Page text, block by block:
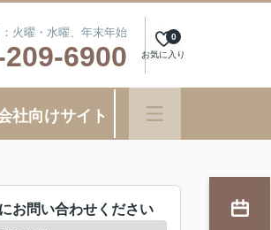
火曜・水曜、年末年始
6900 お気に入り
0
社向けサイト
お問い合わせください